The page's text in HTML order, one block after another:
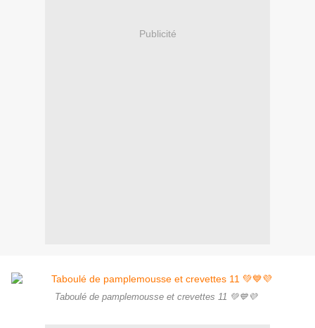
Publicité
Taboulé de pamplemousse et crevettes 11 💚💙💜